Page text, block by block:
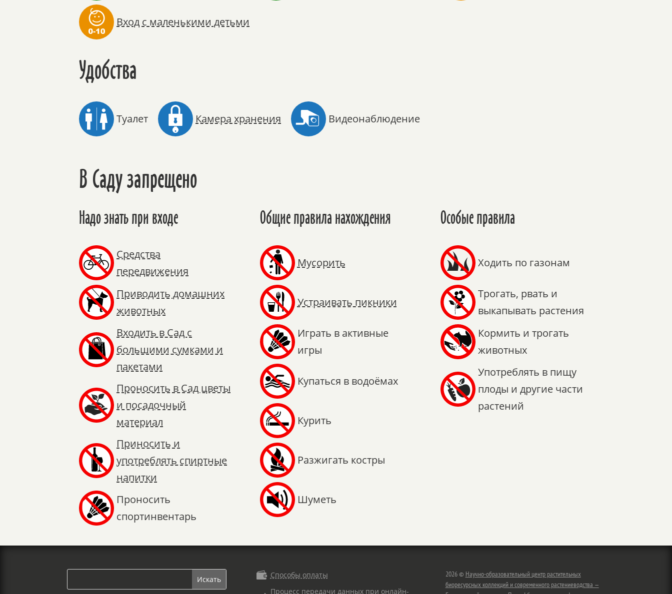
Вход с маленькими детьми
Удобства
Туалет Камера хранения Видеонаблюдение
В Саду запрещено
Надо знать при входе
Средства
передвижения
Приводить домашних
животных
Входить в Сад с
большими сумками и
пакетами
Проносить в Сад цветы
и посадочный
материал
Приносить и
употреблять спиртные
напитки
Проносить
спортинвентарь
Общие правила нахождения
Мусорить
Устраивать пикники
Играть в активные
игры
Купаться в водоёмах
Курить
Разжигать костры
Шуметь
Особые правила
Ходить по газонам
Трогать, рвать и
выкапывать растения
Кормить и трогать
животных
Употреблять в пищу
плоды и другие части
растений
 Способы оплаты
Процесс передачи данных при онлайн-
2026 © Научно-образовательный центр растительных
биоресурсных коллекций и современного растениеводства —